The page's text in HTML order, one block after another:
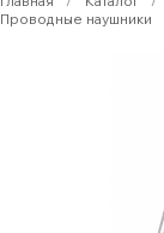
Проводные наушники